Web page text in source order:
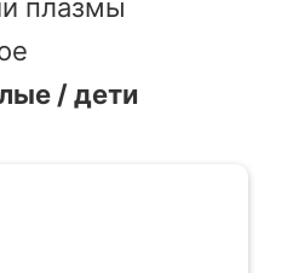
плазмы
/ дети